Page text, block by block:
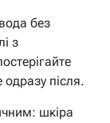
без
з
після.
шкіра